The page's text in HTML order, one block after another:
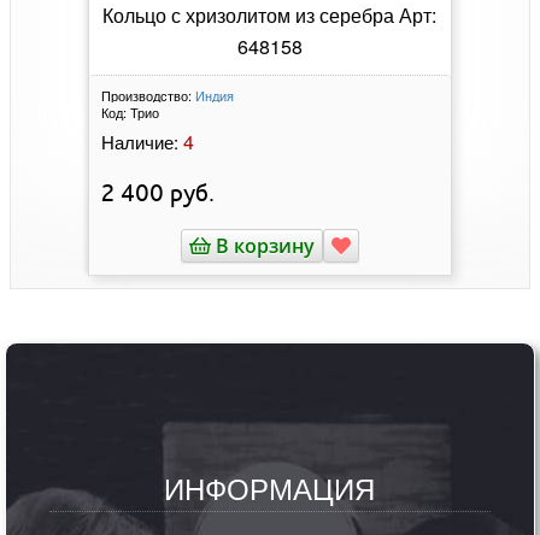
Кольцо с хризолитом из серебра Арт:
648158
Производство: Индия
Код: Трио
Наличие: 4
2 400 руб.
В корзину
ИНФОРМАЦИЯ